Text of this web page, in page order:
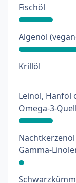
Fischöl: 18%
Algenöl
Krillöl: 0%
Leinöl, Hanföl
Omega-3-
Gamma-